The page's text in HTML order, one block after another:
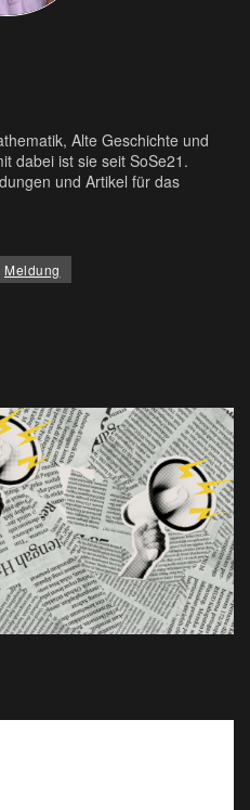
Alte Geschichte und
dabei ist sie seit SoSe21.
und Artikel für das
Meldung